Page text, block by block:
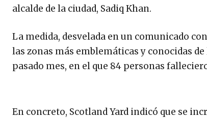
alcalde de la ciudad, Sadiq Khan.
La medida, desvelada en un comunicado
las zonas más emblemáticas y conocidas
pasado mes, en el que 84 personas
En concreto, Scotland Yard indicó que se